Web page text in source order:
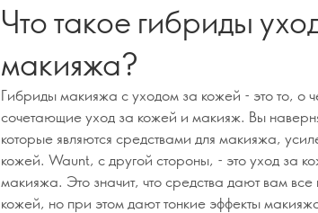
Что такое гибриды
макияжа?
Гибриды макияжа с уходом за кожей - это то, о
сочетающие уход за кожей и макияж. Вы
которые являются средствами для макияжа,
кожей. Waunt, с другой стороны, - это уход за
макияжа. Это значит, что средства дают вам
кожей, но при этом дают тонкие эффекты